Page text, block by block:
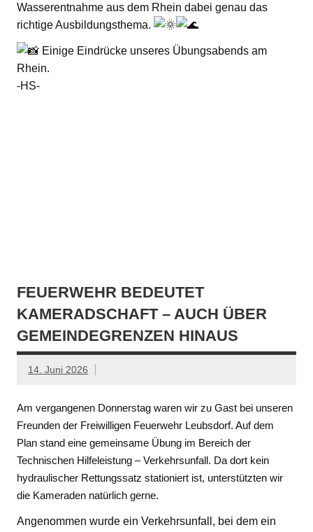
Wasserentnahme aus dem Rhein dabei genau das
richtige Ausbildungsthema.
Einige Eindrücke unseres Übungsabends am
Rhein.
-HS-
FEUERWEHR BEDEUTET
KAMERADSCHAFT – AUCH ÜBER
GEMEINDEGRENZEN HINAUS
14. Juni 2026
Am vergangenen Donnerstag waren wir zu Gast bei unseren
Freunden der Freiwilligen Feuerwehr Leubsdorf. Auf dem
Plan stand eine gemeinsame Übung im Bereich der
Technischen Hilfeleistung – Verkehrsunfall. Da dort kein
hydraulischer Rettungssatz stationiert ist, unterstützten wir
die Kameraden natürlich gerne.
Angenommen wurde ein Verkehrsunfall, bei dem ein